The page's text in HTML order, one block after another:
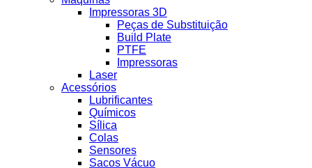
Impressoras 3D
Peças de Substituição
Build Plate
PTFE
Impressoras
Laser
Acessórios
Lubrificantes
Químicos
Sílica
Colas
Sensores
Sacos Vácuo